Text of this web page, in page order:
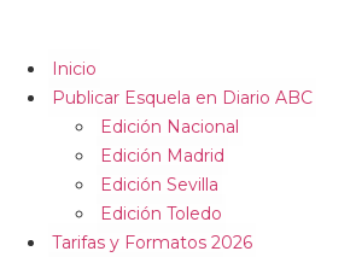
Inicio
Publicar Esquela en Diario ABC
Edición Nacional
Edición Madrid
Edición Sevilla
Edición Toledo
Tarifas y Formatos 2026